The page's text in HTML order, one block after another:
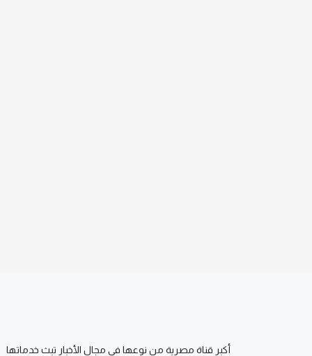
أكبر قناة مصرية من نوعها في مجال الأخبار تبث خدماتها